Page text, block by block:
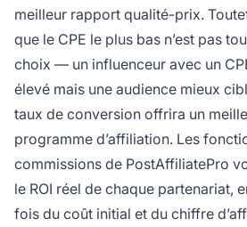
meilleur rapport qualité-prix.
que le CPE le plus bas n’est pas
choix — un influenceur avec un
élevé mais une audience mieux
taux de conversion offrira un
programme d’affiliation. Les
commissions de PostAffiliatePro
le ROI réel de chaque partenariat,
fois du coût initial et du chiffre